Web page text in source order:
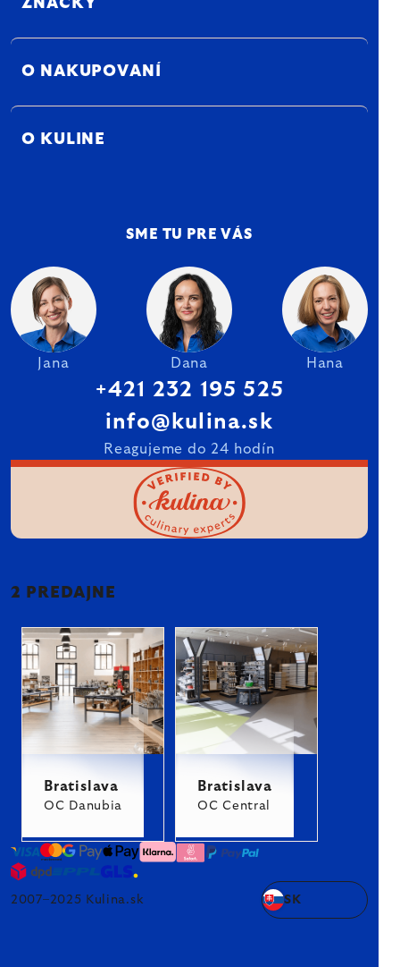
ZNAČKY
O NAKUPOVANÍ
O KULINE
SME TU PRE VÁS
Jana Dana Hana
+421 232 195 525
info@kulina.sk
Reagujeme do 24 hodín
2 PREDAJNE
Bratislava
OC Danubia
Bratislava
OC Central
2007–2025 Kulina.sk SK